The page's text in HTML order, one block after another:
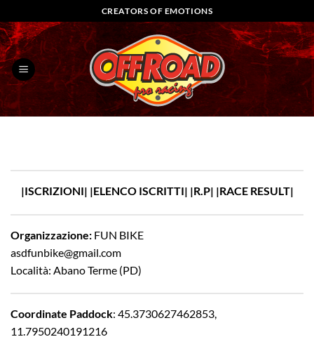
ai
contenuti
CREATORS OF EMOTIONS
|ISCRIZIONI| |ELENCO ISCRITTI| |R.P| |RACE RESULT|
Organizzazione: FUN BIKE
asdfunbike@gmail.com
Località: Abano Terme (PD)
Coordinate Paddock: 45.3730627462853,
11.7950240191216